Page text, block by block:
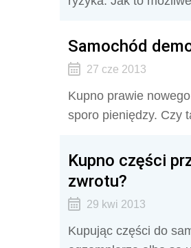
Samochód
27 cze 2013
Kupno prawie
sporo pieniędzy. Czy
Kupno części
zwrotu?
29 kwi 2013
Kupując części do